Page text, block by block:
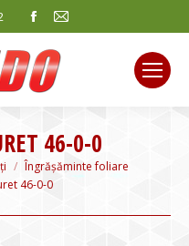
Facebook
opens
in
new
window
Mail
new
window
46-0-0
Îngrășăminte foliare
46-0-0